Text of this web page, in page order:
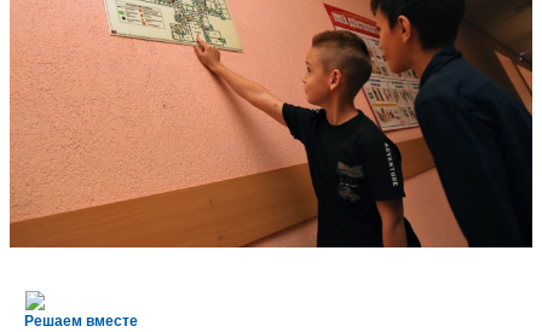
Решаем вместе